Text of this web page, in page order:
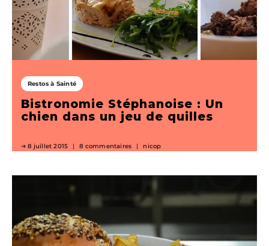
Restos à Sainté
Bistronomie Stéphanoise : Un
chien dans un jeu de quilles
8 juillet 2015 8 commentaires nicop